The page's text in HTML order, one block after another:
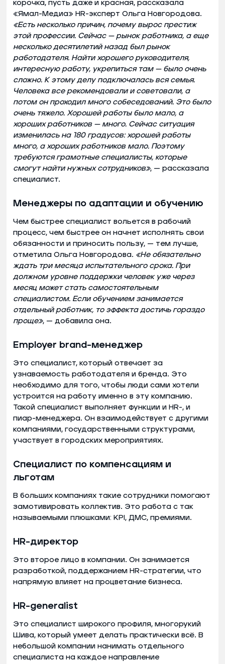
корочка, пусть даже и красная, рассказала
«Ямал-Медиа» HR-эксперт Ольга Новгородова.
«Есть несколько причин, почему вырос престиж
этой профессии. Сейчас — рынок работника, а еще
несколько десятилетий назад был рынок
работодателя. Найти хорошего руководителя,
интересную работу, укрепиться там — было очень
сложно. К этому делу подключалась вся семья.
Человека все рекомендовали и советовали, а
потом он проходил много собеседований. Это было
очень тяжело. Хорошей работы было мало, а
хороших работников — много. Сейчас ситуация
изменилась на 180 градусов: хорошей работы
много, а хороших работников мало. Поэтому
требуются грамотные специалисты, которые
смогут найти нужных сотрудников», — рассказала
специалист.
Менеджеры по адаптации и обучению
Чем быстрее специалист вольется в рабочий
процесс, чем быстрее он начнет исполнять свои
обязанности и приносить пользу, — тем лучше,
отметила Ольга Новгородова. «Не обязательно
ждать три месяца испытательного срока. При
должном уровне поддержки человек уже через
месяц может стать самостоятельным
специалистом. Если обучением занимается
отдельный работник, то эффекта достичь гораздо
проще», — добавила она.
Employer brand-менеджер
Это специалист, который отвечает за
узнаваемость работодателя и бренда. Это
необходимо для того, чтобы люди сами хотели
устроится на работу именно в эту компанию.
Такой специалист выполняет функции и HR-, и
пиар-менеджера. Он взаимодействует с другими
компаниями, государственными структурами,
участвует в городских мероприятиях.
Специалист по компенсациям и
льготам
В больших компаниях такие сотрудники помогают
замотивировать коллектив. Это работа с так
называемыми плюшками: KPI, ДМС, премиями.
HR-директор
Это второе лицо в компании. Он занимается
разработкой, поддержанием HR-стратегии, что
напрямую влияет на процветание бизнеса.
HR-generalist
Это специалист широкого профиля, многорукий
Шива, который умеет делать практически всё. В
небольшой компании нанимать отдельного
специалиста на каждое направление